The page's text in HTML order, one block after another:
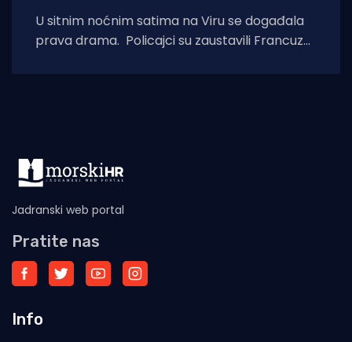
U sitnim noćnim satima na Viru se događala
prava drama. Policajci su zaustavili Francuza
Jadranski web portal
Pratite nas
Info